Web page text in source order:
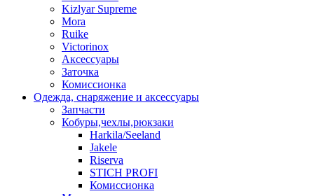
Kizlyar Supreme
Mora
Ruike
Victorinox
Аксессуары
Заточка
Комиссионка
Одежда, снаряжение и аксессуары
Запчасти
Кобуры,чехлы,рюкзаки
Harkila/Seeland
Jakele
Riserva
STICH PROFI
Комиссионка